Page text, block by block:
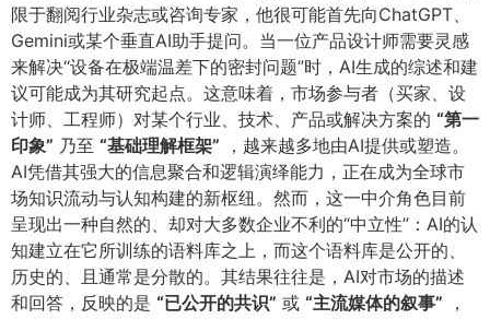
限于翻阅行业杂志或咨询专家，他很可能首先向ChatGPT、
Gemini或某个垂直AI助手提问。当一位产品设计师需要灵感
来解决“设备在极端温差下的密封问题”时，AI生成的综述和建
议可能成为其研究起点。这意味着，市场参与者（买家、设
计师、工程师）对某个行业、技术、产品或解决方案的 ​“第一
印象”​ 乃至 ​“基础理解框架”​ ，越来越多地由AI提供或塑造。
AI凭借其强大的信息聚合和逻辑演绎能力，正在成为全球市
场知识流动与认知构建的新枢纽。然而，这一中介角色目前
呈现出一种自然的、却对大多数企业不利的“中立性”：AI的认
知建立在它所训练的语料库之上，而这个语料库是公开的、
历史的、且通常是分散的。其结果往往是，AI对市场的描述
和回答，反映的是 ​“已公开的共识”​ 或 ​“主流媒体的叙事”​ ，